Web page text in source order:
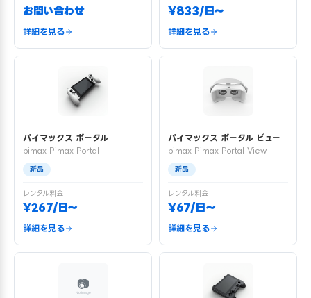
お問い合わせ
詳細を見る
¥833/日〜
詳細を見る
パイマックス ポータル
pimax Pimax Portal
新品
レンタル料金
¥267/日〜
詳細を見る
パイマックス ポータル ビュー
pimax Pimax Portal View
新品
レンタル料金
¥67/日〜
詳細を見る